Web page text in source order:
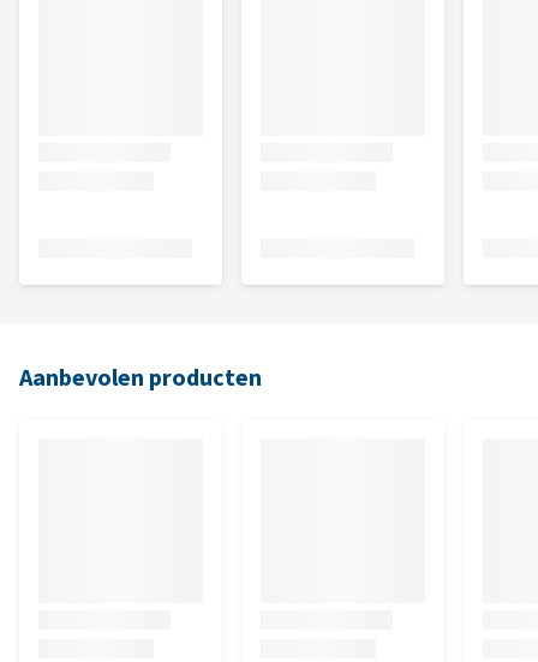
Aanbevolen producten